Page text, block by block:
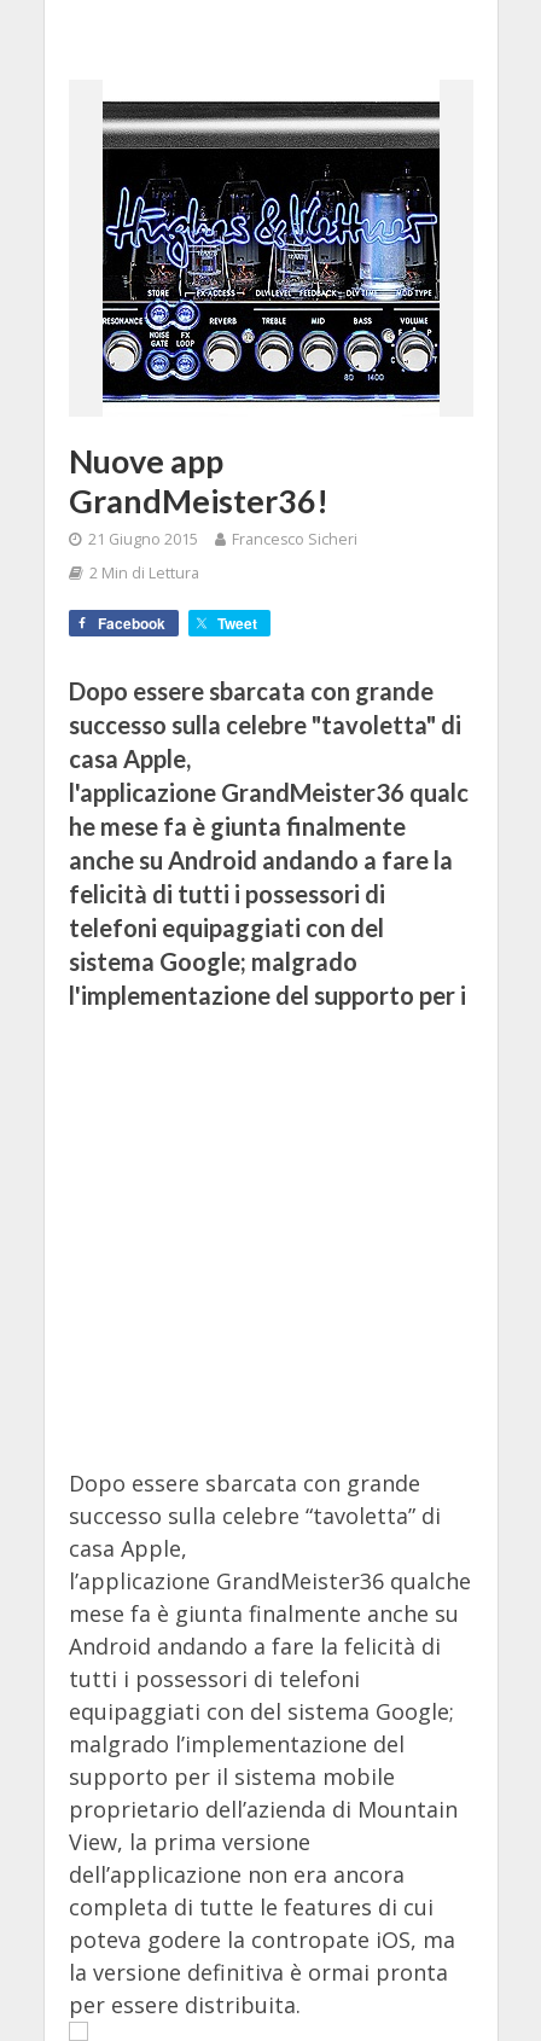
Nuove app
GrandMeister36!
21 Giugno 2015
Francesco Sicheri
2 Min di Lettura
Facebook Tweet
Dopo essere sbarcata con grande
successo sulla celebre "tavoletta" di
casa Apple,
l'applicazione GrandMeister36 qualc
he mese fa è giunta finalmente
anche su Android andando a fare la
felicità di tutti i possessori di
telefoni equipaggiati con del
sistema Google; malgrado
l'implementazione del supporto per i
Dopo essere sbarcata con grande
successo sulla celebre “tavoletta” di
casa Apple,
l’applicazione GrandMeister36 qualche
mese fa è giunta finalmente anche su
Android andando a fare la felicità di
tutti i possessori di telefoni
equipaggiati con del sistema Google;
malgrado l’implementazione del
supporto per il sistema mobile
proprietario dell’azienda di Mountain
View, la prima versione
dell’applicazione non era ancora
completa di tutte le features di cui
poteva godere la contropate iOS, ma
la versione definitiva è ormai pronta
per essere distribuita.